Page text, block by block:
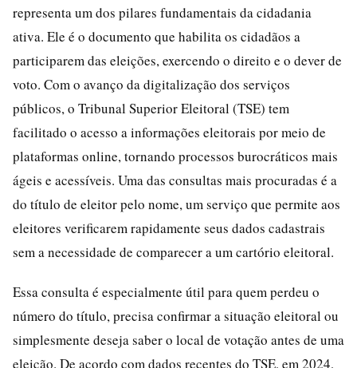
representa um dos pilares fundamentais da cidadania
ativa. Ele é o documento que habilita os cidadãos a
participarem das eleições, exercendo o direito e o dever de
voto. Com o avanço da digitalização dos serviços
públicos, o Tribunal Superior Eleitoral (TSE) tem
facilitado o acesso a informações eleitorais por meio de
plataformas online, tornando processos burocráticos mais
ágeis e acessíveis. Uma das consultas mais procuradas é a
do título de eleitor pelo nome, um serviço que permite aos
eleitores verificarem rapidamente seus dados cadastrais
sem a necessidade de comparecer a um cartório eleitoral.
Essa consulta é especialmente útil para quem perdeu o
número do título, precisa confirmar a situação eleitoral ou
simplesmente deseja saber o local de votação antes de uma
eleição. De acordo com dados recentes do TSE, em 2024,